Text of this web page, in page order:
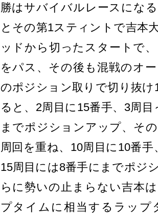
勝はサバイバルレースにな
とその第1スティントで吉本
ッドから切ったスタートで
をパス、その後も混戦のオ
のポジション取りで切り抜け
ると、2周目に15番手、3周
までポジションアップ、そ
周回を重ね、10周目に10番
15周目には8番手にまでポジ
らに勢いの止まらない吉本
プタイムに相当するラップ